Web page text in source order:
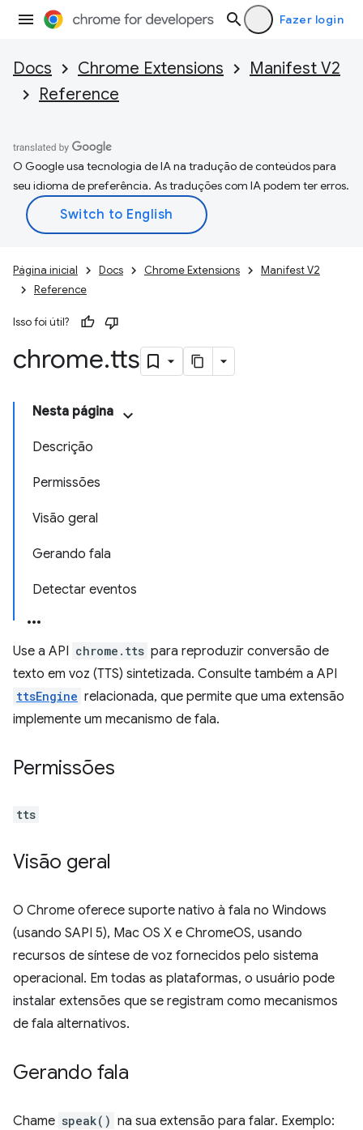
Fazer login
Docs Chrome Extensions
Manifest V2
Reference
O Google usa tecnologia de IA na tradução de conteúdos para
seu idioma de preferência. As traduções com IA podem ter erros.
Página inicial Docs Chrome Extensions
Manifest V2
Reference
Isso foi útil?
chrome.tts
Nesta página
Descrição
Permissões
Visão geral
Gerando fala
Detectar eventos
Use a API chrome.tts para reproduzir conversão de
texto em voz (TTS) sintetizada. Consulte também a API
ttsEngine relacionada, que permite que uma extensão
implemente um mecanismo de fala.
Permissões
tts
Visão geral
O Chrome oferece suporte nativo à fala no Windows
(usando SAPI 5), Mac OS X e ChromeOS, usando
recursos de síntese de voz fornecidos pelo sistema
operacional. Em todas as plataformas, o usuário pode
instalar extensões que se registram como mecanismos
de fala alternativos.
Gerando fala
Chame speak() na sua extensão para falar. Exemplo: